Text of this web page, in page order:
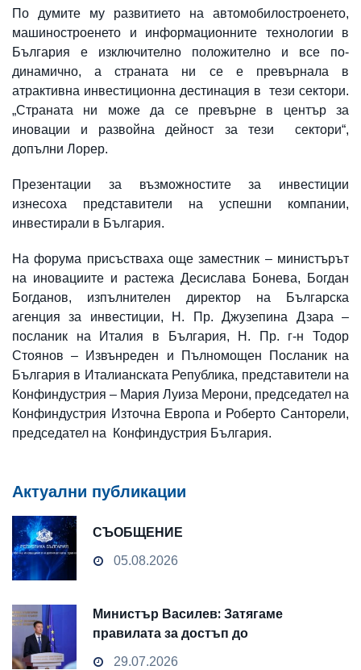
По думите му развитието на автомобилостроенето,
машиностроенето и информационните технологии в
България е изключително положително и все по-
динамично, а страната ни се е превърнала в
атрактивна инвестиционна дестинация в тези сектори.
„Страната ни може да се превърне в център за
иновации и развойна дейност за тези сектори“,
допълни Лорер.
Презентации за възможностите за инвестиции
изнесоха представители на успешни компании,
инвестирали в България.
На форума присъстваха още заместник – министърът
на иновациите и растежа Десислава Бонева, Богдан
Богданов, изпълнителен директор на Българска
агенция за инвестиции, Н. Пр. Джузепина Дзара –
посланик на Италия в България, Н. Пр. г-н Тодор
Стоянов – Извънреден и Пълномощен Посланик на
България в Италианската Република, представители на
Конфиндустрия – Мария Луиза Мерони, председател на
Конфиндустрия Източна Европа и Роберто Санторели,
председател на Конфиндустрия България.
Актуални публикации
СЪОБЩЕНИЕ
05.08.2026
Министър Василев: Затягаме
правилата за достъп до
чувствителни данни
29.07.2026